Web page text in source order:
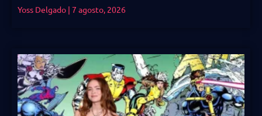
Yoss Delgado 7 agosto, 2026